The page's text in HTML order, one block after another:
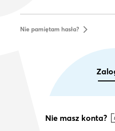
Nie pamiętam hasła?
Nie masz konta?